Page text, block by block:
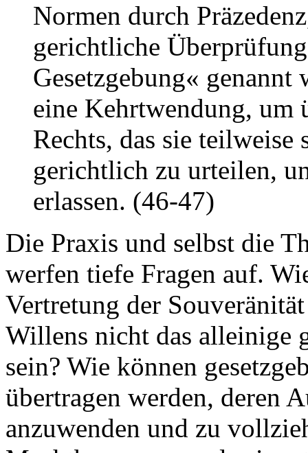
Normen durch
gerichtliche
Gesetzgebung«
eine Kehrtwendung, um
Rechts, das sie teilweise
gerichtlich zu urteilen,
erlassen. (46-47)
Die Praxis und selbst die
werfen tiefe Fragen auf.
Vertretung der
Willens nicht das alleinige
sein? Wie können
übertragen werden, deren
anzuwenden und zu